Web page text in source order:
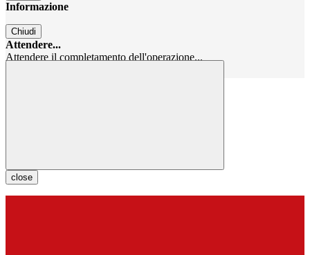
Informazione
Chiudi
Attendere...
Attendere il completamento dell'operazione...
close